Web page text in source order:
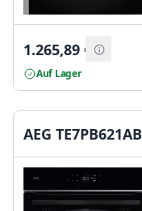
1.265,89 €
Auf Lager
AEG TE7PB621AB